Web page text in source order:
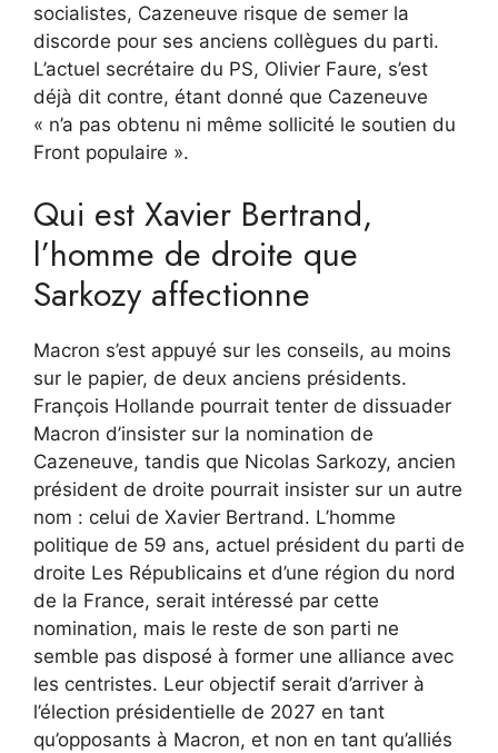
socialistes, Cazeneuve risque de semer la
discorde pour ses anciens collègues du parti.
L’actuel secrétaire du PS, Olivier Faure, s’est
déjà dit contre, étant donné que Cazeneuve
« n’a pas obtenu ni même sollicité le soutien du
Front populaire ».
Qui est Xavier Bertrand,
l’homme de droite que
Sarkozy affectionne
Macron s’est appuyé sur les conseils, au moins
sur le papier, de deux anciens présidents.
François Hollande pourrait tenter de dissuader
Macron d’insister sur la nomination de
Cazeneuve, tandis que Nicolas Sarkozy, ancien
président de droite pourrait insister sur un autre
nom : celui de Xavier Bertrand. L’homme
politique de 59 ans, actuel président du parti de
droite Les Républicains et d’une région du nord
de la France, serait intéressé par cette
nomination, mais le reste de son parti ne
semble pas disposé à former une alliance avec
les centristes. Leur objectif serait d’arriver à
l’élection présidentielle de 2027 en tant
qu’opposants à Macron, et non en tant qu’alliés